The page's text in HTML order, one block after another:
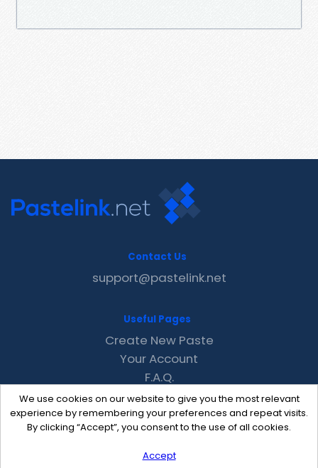
We use cookies on our website to give you the most relevant
experience by remembering your preferences and repeat visits.
By clicking “Accept”, you consent to the use of all cookies.
Accept
Contact Us
support@pastelink.net
Useful Pages
Create New Paste
Your Account
F.A.Q.
Recent
Contact